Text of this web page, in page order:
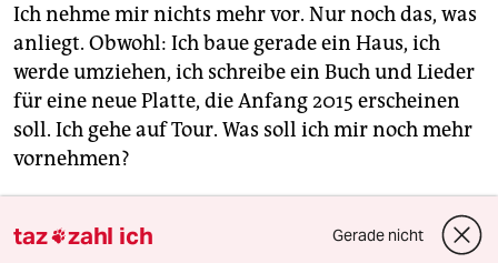
Ich nehme mir nichts mehr vor. Nur noch das, was
anliegt. Obwohl: Ich baue gerade ein Haus, ich
werde umziehen, ich schreibe ein Buch und Lieder
für eine neue Platte, die Anfang 2015 erscheinen
soll. Ich gehe auf Tour. Was soll ich mir noch mehr
vornehmen?
unüberhörbar in Ihren Liedern den Tod als
taz zahl ich Gerade nicht